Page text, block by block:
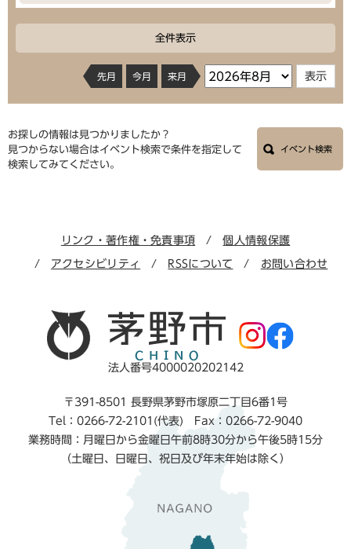
全件表示
先月 今月 来月
お探しの情報は見つかりましたか？
見つからない場合はイベント検索で条件を指定して
検索してみてください。
イベント検索
リンク・著作権・免責事項 個人情報保護
アクセシビリティ RSSについて お問い合わせ
法人番号4000020202142
〒391-8501 長野県茅野市塚原二丁目6番1号
Tel：0266-72-2101(代表) Fax：0266-72-9040
業務時間：月曜日から金曜日午前8時30分から午後5時15分
（土曜日、日曜日、祝日及び年末年始は除く）